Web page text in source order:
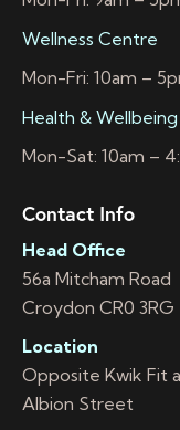
Wellness Centre
Mon-Fri: 10am –
Health &
Mon-Sat: 10am –
Contact Info
Head Office
56a Mitcham Road
Croydon CR0 3RG
Location
Opposite Kwik Fit
Albion Street